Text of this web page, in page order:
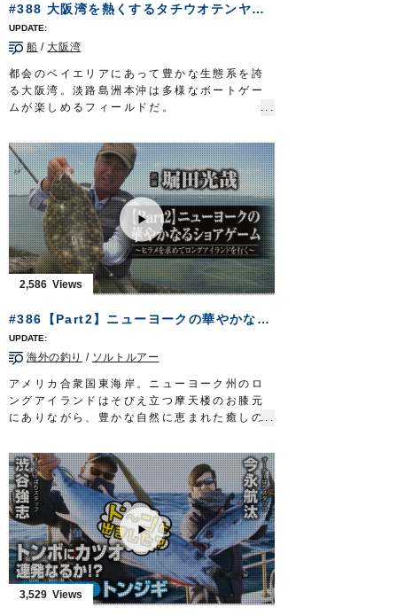
#388 大阪湾を熱くするタチウオテンヤ～ドラゴンを呼ぶ温故知新の釣り～
船 / 大阪湾
都会のベイエリアにあって豊かな生態系を誇
る大阪湾。淡路島洲本沖は多様なボートゲー
ムが楽しめるフィールドだ。
性で虜にしているのがタチウオ。
120センチを超える大物…通称ドラゴンに挑
むのは、兵庫県神戸市に住まう可児宗元さ
ん。
タチウオ釣りの専門サイトを立ち上げるな
ど、マスメディアを通じ、タチウオテンヤの
面白さ・醍醐味を精力的に発信し続けてき
た。
大阪湾を熱くするタチウオテンヤ。伝統漁法
が育んだ温故知新の釣りで、龍の如き魚を誘
放送日 2019年10月20日
■タックル
竿：タチウオ専用ロッド 6ft6in
リール：小型電動リール
道糸：PE 2号
リーダー：フロロ 12号
テンヤ：
掛獲船太刀魚テンヤグロー 40号
オーナーばりwebsite
http://www.owner.co.jp
2,586
#386【Part2】ニューヨークの華やかなるショアゲーム～ヒラメを求めてロングアイランドを行く～
海外の釣り / ソルトルアー
アメリカ合衆国東海岸。ニューヨーク州のロ
ングアイランドはそびえ立つ摩天楼のお膝元
にありながら、豊かな自然に恵まれた癒しの
海鳥群れるフィールドにルアーを放ち、フル
ーク＝ヒラメを追い求める。
挑むのはショアからのソルトルアーの使い
手、堀田光哉さん。
釣り初日。戸惑いながらも、徐々に現地に適
応。目指すフルークを追い詰めていく。
そして…ついに念願の一枚を手にする。
華やかなる香りに満ちたニューヨークのショ
アゲーム。
大都会のオアシス、ロングアイランドにスポ
3,529